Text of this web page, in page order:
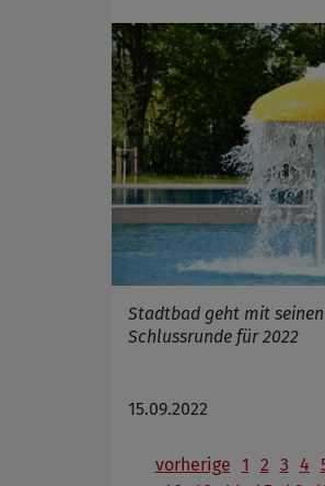
Stadtbad geht mit
Schlussrunde für 2022
15.09.2022
vorherige 1 2 3 4